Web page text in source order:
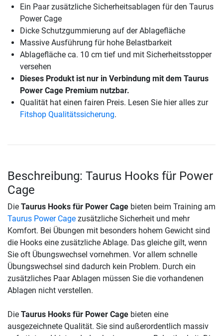
Ein Paar zusätzliche Sicherheitsablagen für den Taurus
Power Cage
Dicke Schutzgummierung auf der Ablagefläche
Massive Ausführung für hohe Belastbarkeit
Ablagefläche ca. 10 cm tief und mit Sicherheitsstopper
versehen
Dieses Produkt ist nur in Verbindung mit dem Taurus
Power Cage Premium nutzbar.
Qualität hat einen fairen Preis. Lesen Sie hier alles zur
Fitshop Qualitätssicherung.
Beschreibung: Taurus Hooks für Power
Cage
Die Taurus Hooks für Power Cage bieten beim Training am
Taurus Power Cage zusätzliche Sicherheit und mehr
Komfort. Bei Übungen mit besonders hohem Gewicht sind
die Hooks eine zusätzliche Ablage. Das gleiche gilt, wenn
Sie oft Übungswechsel vornehmen. Vor allem schnelle
Übungswechsel sind dadurch kein Problem. Durch ein
zusätzliches Paar Ablagen müssen Sie die vorhandenen
Ablagen nicht verstellen.
Die Taurus Hooks für Power Cage bieten eine
ausgezeichnete Qualität. Sie sind außerordentlich massiv